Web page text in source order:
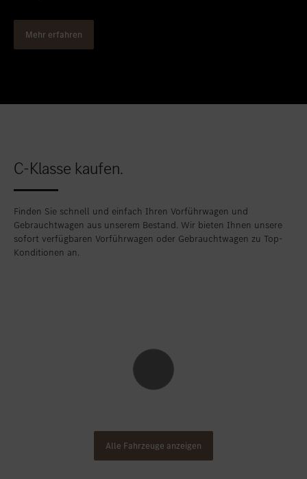
Mehr erfahren
C-Klasse kaufen.
Finden Sie schnell und einfach Ihren Vorführwagen und
Gebrauchtwagen aus unserem Bestand. Wir bieten Ihnen unsere
sofort verfügbaren Vorführwagen oder Gebrauchtwagen zu Top-
Konditionen an.
Alle Fahrzeuge anzeigen